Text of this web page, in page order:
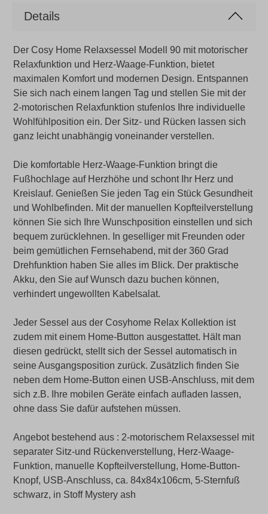
Details
Der Cosy Home Relaxsessel Modell 90 mit motorischer
Relaxfunktion und Herz-Waage-Funktion, bietet
maximalen Komfort und modernen Design. Entspannen
Sie sich nach einem langen Tag und stellen Sie mit der
2-motorischen Relaxfunktion stufenlos Ihre individuelle
Wohlfühlposition ein. Der Sitz- und Rücken lassen sich
ganz leicht unabhängig voneinander verstellen.
Die komfortable Herz-Waage-Funktion bringt die
Fußhochlage auf Herzhöhe und schont Ihr Herz und
Kreislauf. Genießen Sie jeden Tag ein Stück Gesundheit
und Wohlbefinden. Mit der manuellen Kopfteilverstellung
können Sie sich Ihre Wunschposition einstellen und sich
bequem zurücklehnen. In geselliger mit Freunden oder
beim gemütlichen Fernsehabend, mit der 360 Grad
Drehfunktion haben Sie alles im Blick. Der praktische
Akku, den Sie auf Wunsch dazu buchen können,
verhindert ungewollten Kabelsalat.
Jeder Sessel aus der Cosyhome Relax Kollektion ist
zudem mit einem Home-Button ausgestattet. Hält man
diesen gedrückt, stellt sich der Sessel automatisch in
seine Ausgangsposition zurück. Zusätzlich finden Sie
neben dem Home-Button einen USB-Anschluss, mit dem
sich z.B. Ihre mobilen Geräte einfach aufladen lassen,
ohne dass Sie dafür aufstehen müssen.
Angebot bestehend aus : 2-motorischem Relaxsessel mit
separater Sitz-und Rückenverstellung, Herz-Waage-
Funktion, manuelle Kopfteilverstellung, Home-Button-
Knopf, USB-Anschluss, ca. 84x84x106cm, 5-Sternfuß
schwarz, in Stoff Mystery ash